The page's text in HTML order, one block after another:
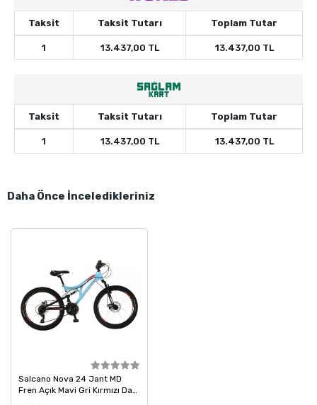
Taksit Taksit Tutarı Toplam Tutar
1 13.437,00 TL 13.437,00 TL
Taksit Taksit Tutarı Toplam Tutar
1 13.437,00 TL 13.437,00 TL
Daha Önce İnceledikleriniz
Salcano Nova 24 Jant MD
Fren Açık Mavi Gri Kırmızı Dağ